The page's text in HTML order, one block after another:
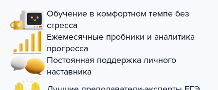
Обучение в комфортном темпе без
стресса
Ежемесячные пробники и аналитика
прогресса
Постоянная поддержка личного
наставника